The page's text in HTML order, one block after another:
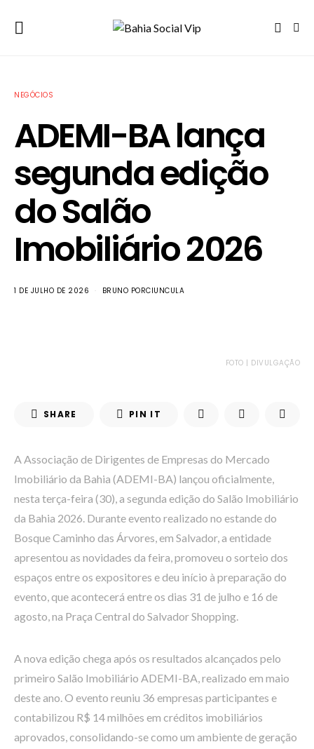
NEGÓCIOS
ADEMI-BA lança
segunda edição
do Salão
Imobiliário 2026
1 DE JULHO DE 2026 BRUNO PORCIUNCULA
FOTO | DIVULGAÇÃO
SHARE PIN IT
A Associação de Dirigentes de Empresas do Mercado
Imobiliário da Bahia (ADEMI-BA) lançou oficialmente,
nesta terça-feira (30), a segunda edição do Salão Imobiliário
da Bahia 2026. Durante evento realizado no estande do
Bosque Caminho das Árvores, em Salvador, a entidade
apresentou as novidades da feira, promoveu o sorteio dos
espaços entre os expositores e deu início à preparação do
evento, que acontecerá entre os dias 31 de julho e 16 de
agosto, na Praça Central do Salvador Shopping.
A nova edição chega após os resultados alcançados pelo
primeiro Salão Imobiliário ADEMI-BA, realizado em maio
deste ano. O evento reuniu 36 empresas participantes e
contabilizou R$ 14 milhões em créditos imobiliários
aprovados, consolidando-se como um ambiente de geração